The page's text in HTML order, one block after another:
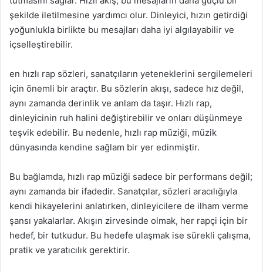
şekilde iletilmesine yardımcı olur. Dinleyici, hızın getirdiği
yoğunlukla birlikte bu mesajları daha iyi algılayabilir ve
içselleştirebilir.
en hızlı rap sözleri, sanatçıların yeteneklerini sergilemeleri
için önemli bir araçtır. Bu sözlerin akışı, sadece hız değil,
aynı zamanda derinlik ve anlam da taşır. Hızlı rap,
dinleyicinin ruh halini değiştirebilir ve onları düşünmeye
teşvik edebilir. Bu nedenle, hızlı rap müziği, müzik
dünyasında kendine sağlam bir yer edinmiştir.
Bu bağlamda, hızlı rap müziği sadece bir performans değil;
aynı zamanda bir ifadedir. Sanatçılar, sözleri aracılığıyla
kendi hikayelerini anlatırken, dinleyicilere de ilham verme
şansı yakalarlar. Akışın zirvesinde olmak, her rapçi için bir
hedef, bir tutkudur. Bu hedefe ulaşmak ise sürekli çalışma,
pratik ve yaratıcılık gerektirir.